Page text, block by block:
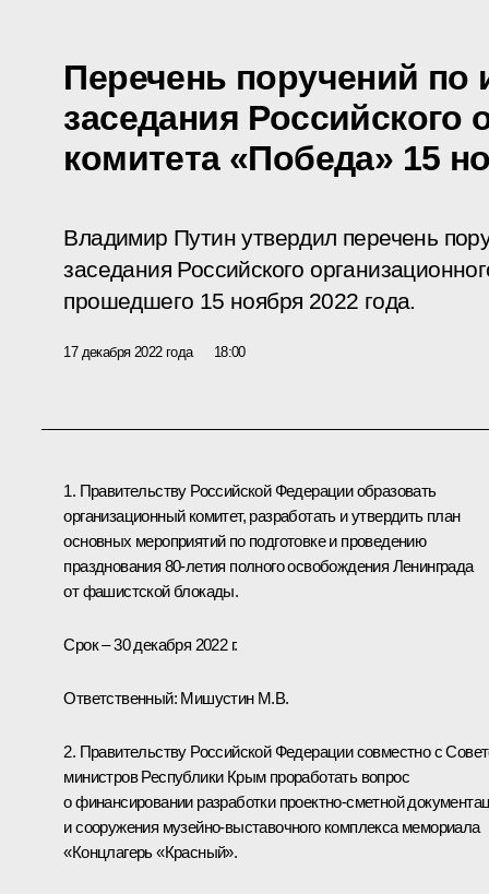
Перечень поручений по
заседания Российского
комитета «Победа» 15
Владимир Путин утвердил перечень
заседания Российского
прошедшего 15 ноября 2022 года.
17 декабря 2022 года 18:00
1. Правительству Российской Федерации образовать
организационный комитет, разработать и утвердить план
основных мероприятий по подготовке и проведению
празднования 80-летия полного освобождения Ленинграда
от фашистской блокады.
Срок – 30 декабря 2022 г.
Ответственный: Мишустин М.В.
2. Правительству Российской Федерации совместно с
министров Республики Крым проработать вопрос
о финансировании разработки проектно-сметной
и сооружения музейно-выставочного комплекса мемориала
«Концлагерь «Красный».